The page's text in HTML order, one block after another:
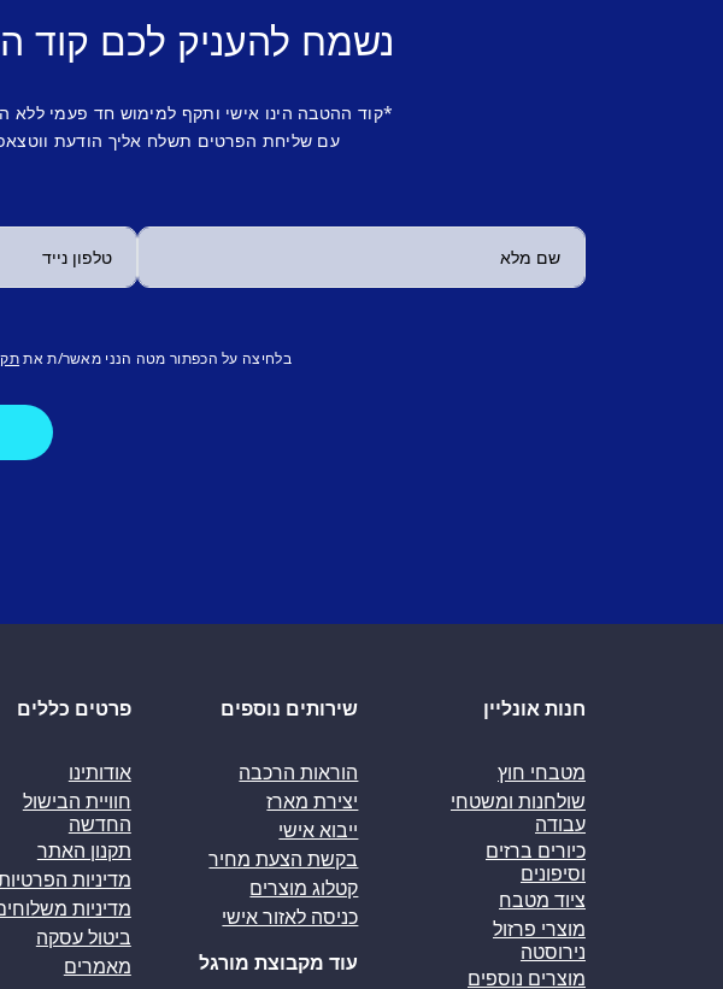
נשמח להעניק לכם קוד
*קוד ההטבה הינו אישי ותקף למימוש חד פעמי
עם שליחת הפרטים תשלח אליך הודעת
בלחיצה על הכפתור מטה הנני מאשר/ת את
חנות אונליין
מטבחי חוץ
שולחנות ומשטחי
עבודה
כיורים ברזים
וסיפונים
ציוד מטבח
מוצרי פרזול
נירוסטה
מוצרים נוספים
שירותים נוספים
הוראות הרכבה
יצירת מארז
ייבוא אישי
בקשת הצעת מחיר
קטלוג מוצרים
כניסה לאזור אישי
עוד מקבוצת מורגל
פרטים כללים
אודותינו
חוויית הבישול
החדשה
תקנון האתר
מדיניות
מדיניות
ביטול עסקה
מאמרים